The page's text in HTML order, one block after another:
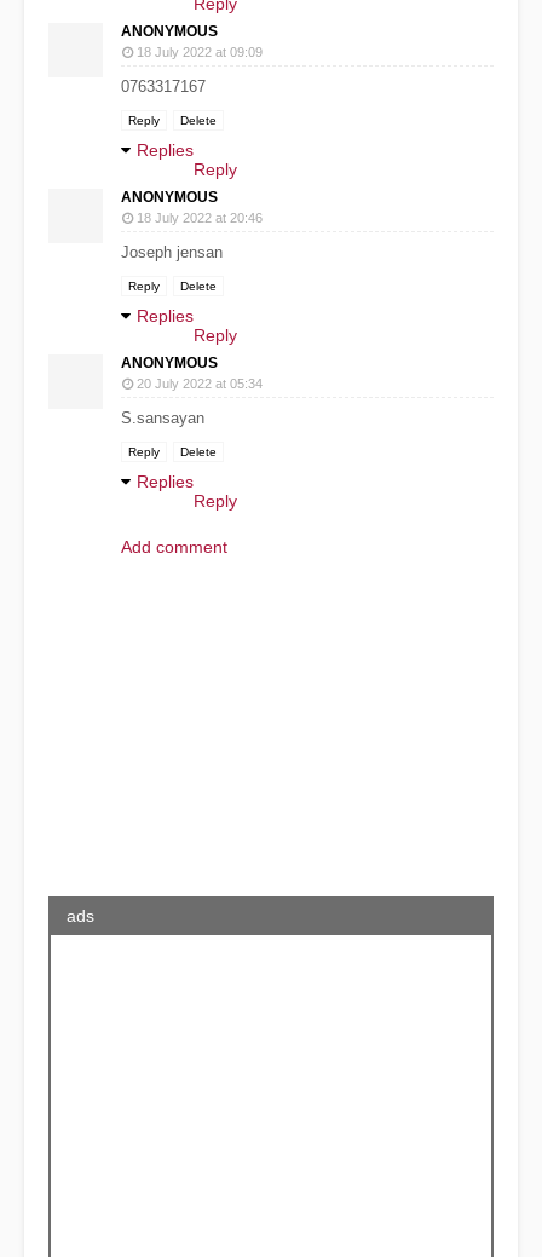
ANONYMOUS
18 July 2022 at 09:09
0763317167
Reply Delete
Replies
Reply
ANONYMOUS
18 July 2022 at 20:46
Joseph jensan
Reply Delete
Replies
Reply
ANONYMOUS
20 July 2022 at 05:34
S.sansayan
Reply Delete
Replies
Reply
Add comment
ads